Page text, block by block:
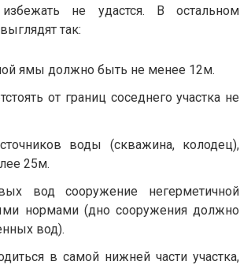
не удастся. В остальном
так:
ямы должно быть не менее 12м.
от границ соседнего участка не
воды (скважина, колодец),
25м.
вод сооружение негерметичной
нормами (дно сооружения должно
вод).
в самой нижней части участка,